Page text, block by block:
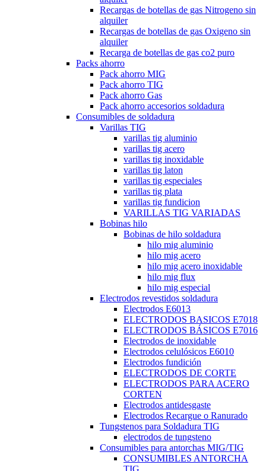
Recargas de botellas de gas Nitrogeno sin
alquiler
Recargas de botellas de gas Oxigeno sin
alquiler
Recarga de botellas de gas co2 puro
Packs ahorro
Pack ahorro MIG
Pack ahorro TIG
Pack ahorro Gas
Pack ahorro accesorios soldadura
Consumibles de soldadura
Varillas TIG
varillas tig aluminio
varillas tig acero
varillas tig inoxidable
varillas tig laton
varillas tig especiales
varillas tig plata
varillas tig fundicion
VARILLAS TIG VARIADAS
Bobinas hilo
Bobinas de hilo soldadura
hilo mig aluminio
hilo mig acero
hilo mig acero inoxidable
hilo mig flux
hilo mig especial
Electrodos revestidos soldadura
Electrodos E6013
ELECTRODOS BASICOS E7018
ELECTRODOS BÁSICOS E7016
Electrodos de inoxidable
Electrodos celulósicos E6010
Electrodos fundición
ELECTRODOS DE CORTE
ELECTRODOS PARA ACERO
CORTEN
Electrodos antidesgaste
Electrodos Recargue o Ranurado
Tungstenos para Soldadura TIG
electrodos de tungsteno
Consumibles para antorchas MIG/TIG
CONSUMIBLES ANTORCHA
TIG